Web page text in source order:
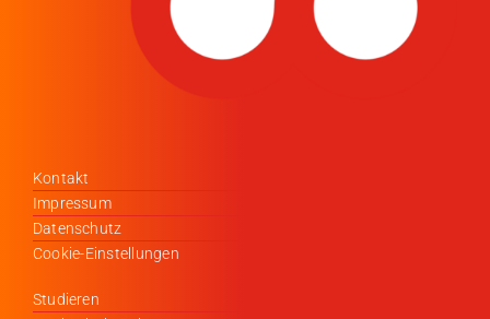
Kontakt
Impressum
Datenschutz
Cookie-Einstellungen
Studieren